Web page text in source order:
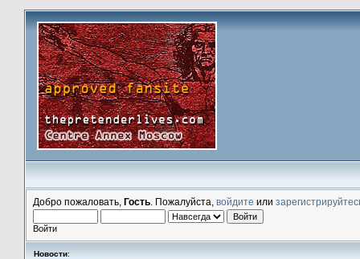
Добро пожаловать, Гость . Пожалуйста, войдите или
Войти
Новости: